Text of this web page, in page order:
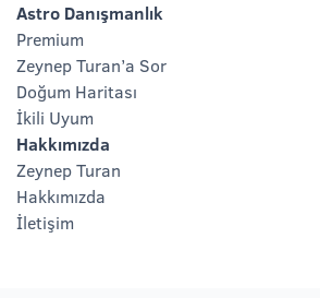
Astro Danışmanlık
Premium
Zeynep Turan’a Sor
Doğum Haritası
İkili Uyum
Hakkımızda
Zeynep Turan
Hakkımızda
İletişim